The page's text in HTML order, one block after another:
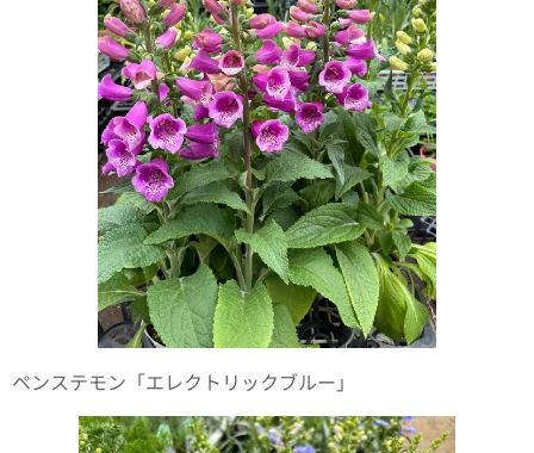
ペンステモン「エレクトリックブルー」